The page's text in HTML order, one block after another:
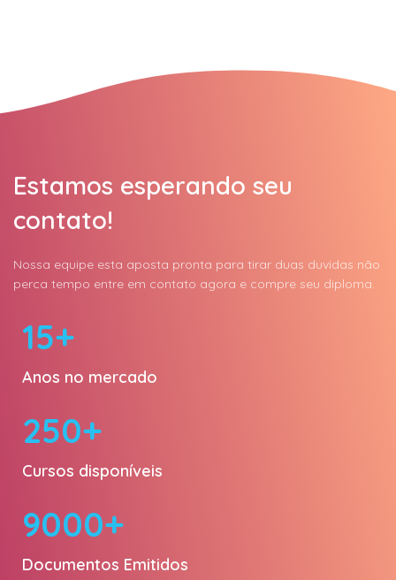
Estamos esperando seu
contato!
Nossa equipe esta aposta pronta para tirar duas duvidas não
perca tempo entre em contato agora e compre seu diploma.
15+
Anos no mercado
250+
Cursos disponíveis
9000+
Documentos Emitidos